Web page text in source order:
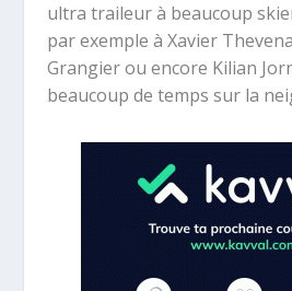
ultra traileur à beaucoup
par exemple à Xavier
Grangier ou encore Kilian
beaucoup de temps sur la